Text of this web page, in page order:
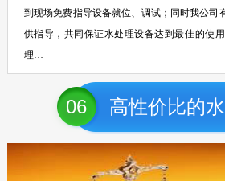
到现场免费指导设备就位、调试；同时我公司
供指导，共同保证水处理设备达到最佳的使
理…
06 高性价比的